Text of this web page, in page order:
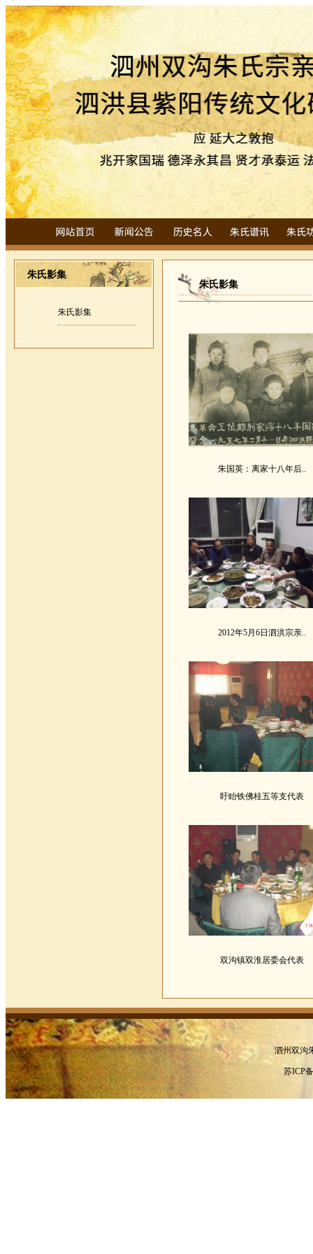
朱氏影集
朱氏影集
朱氏影集
朱国英：离家十八年后..
2012年5月6日泗洪宗亲..
盱眙铁佛桂五等支代表
双沟镇双淮居委会代表
泗州双沟
苏ICP